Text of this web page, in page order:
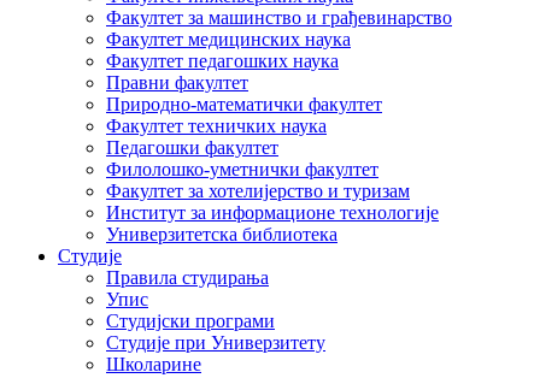
Факултет за машинство и грађевинарство
Факултет медицинских наука
Факултет педагошких наука
Правни факултет
Природно-математички факултет
Факултет техничких наука
Педагошки факултет
Филолошко-уметнички факултет
Факултет за хотелијерство и туризам
Институт за информационе технологије
Универзитетска библиотека
Студије
Правила студирања
Упис
Студијски програми
Студије при Универзитету
Школарине